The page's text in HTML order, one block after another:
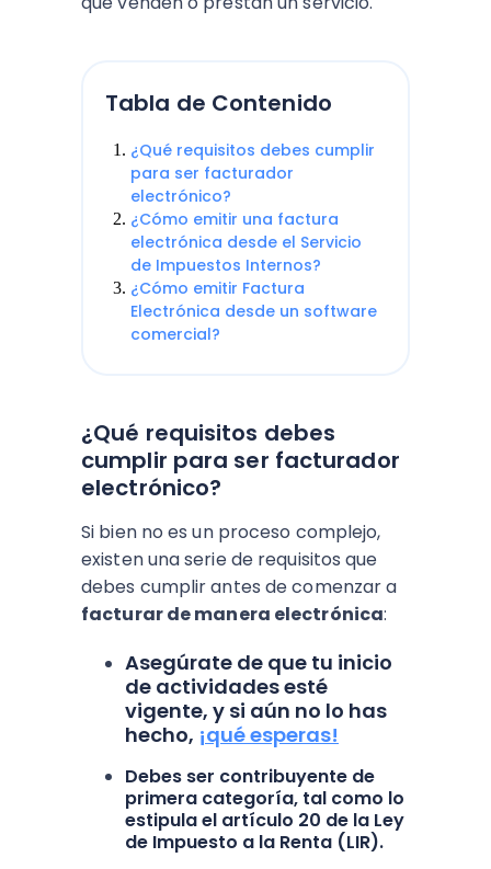
Tabla de Contenido
¿Qué requisitos debes cumplir
para ser facturador
electrónico?
¿Cómo emitir una factura
electrónica desde el Servicio
de Impuestos Internos?
¿Cómo emitir Factura
Electrónica desde un software
comercial?
¿Qué requisitos debes
cumplir para ser facturador
electrónico?
Si bien no es un proceso complejo,
existen una serie de requisitos que
debes cumplir antes de comenzar a
facturar de manera electrónica:
Asegúrate de que tu inicio
de actividades esté
vigente, y si aún no lo has
hecho, ¡qué esperas!
Debes ser contribuyente de
primera categoría, tal como lo
estipula el artículo 20 de la Ley
de Impuesto a la Renta (LIR).